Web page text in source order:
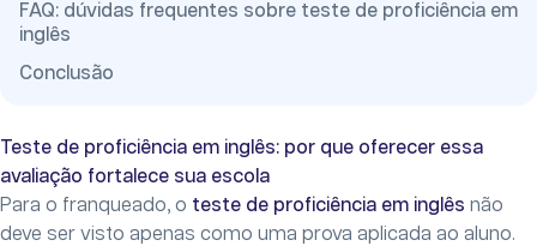
FAQ: dúvidas frequentes sobre teste de proficiência em
inglês
Conclusão
Teste de proficiência em inglês: por que oferecer essa
avaliação fortalece sua escola
Para o franqueado, o teste de proficiência em inglês não
deve ser visto apenas como uma prova aplicada ao aluno.